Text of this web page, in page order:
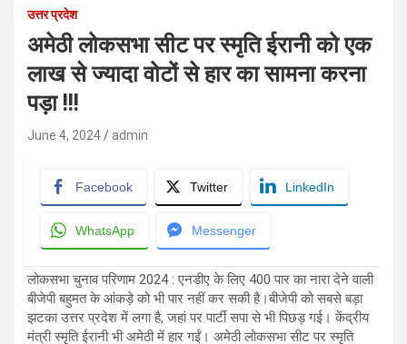
उत्तर प्रदेश
अमेठी लोकसभा सीट पर स्मृति ईरानी को एक
लाख से ज्यादा वोटों से हार का सामना करना
पड़ा !!!
June 4, 2024 admin
Facebook Twitter LinkedIn
WhatsApp Messenger
लोकसभा चुनाव परिणाम 2024 : एनडीए के लिए 400 पार का नारा देने वाली
बीजेपी बहुमत के आंकड़े को भी पार नहीं कर सकी है।बीजेपी को सबसे बड़ा
झटका उत्तर प्रदेश में लगा है, जहां पर पार्टी सपा से भी पिछड़ गई। केंद्रीय
मंत्री स्मृति ईरानी भी अमेठी में हार गईं। अमेठी लोकसभा सीट पर स्मृति